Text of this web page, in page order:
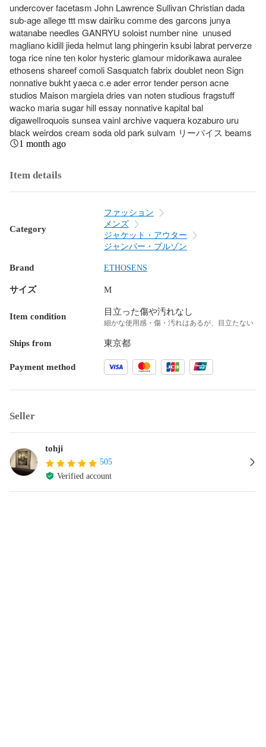
undercover facetasm John Lawrence Sullivan Christian dada
sub-age allege ttt msw dairiku comme des garcons junya
watanabe needles GANRYU soloist number nine  unused
magliano kidill jieda helmut lang phingerin ksubi labrat perverze
toga rice nine ten kolor hysteric glamour midorikawa auralee
ethosens shareef comoli Sasquatch fabrix doublet neon Sign
nonnative bukht yaeca c.e ader error tender person acne
studios Maison margiela dries van noten studious fragstuff
wacko maria sugar hill essay nonnative kapital bal
digawelIroquois sunsea vainl archive vaquera kozaburo uru
black weirdos cream soda old park sulvam リーバイス beams
1 month ago
Item details
Category
ファッション
メンズ
ジャケット・アウター
ジャンパー・ブルゾン
Brand ETHOSENS
サイズ M
Item condition 目立った傷や汚れなし
細かな使用感・傷・汚れはあるが、目立たない
Ships from 東京都
Payment method
Seller
tohji
505
Verified account